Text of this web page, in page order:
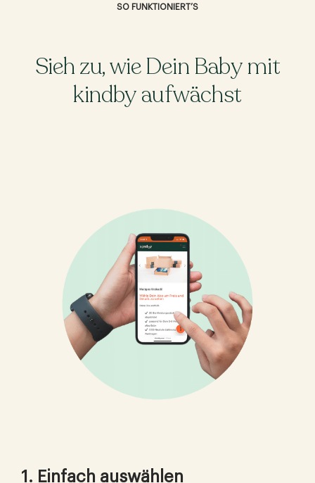
SO FUNKTIONIERT’S
Sieh zu, wie Dein Baby mit
kindby aufwächst
1. Einfach auswählen